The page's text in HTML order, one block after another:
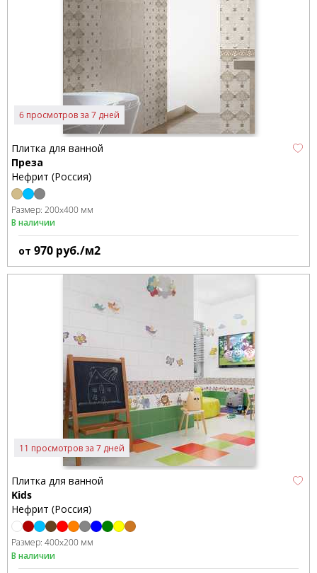
6 просмотров за 7 дней
Плитка для ванной
Преза
Нефрит (Россия)
Размер: 200x400 мм
В наличии
от 970 руб./м2
11 просмотров за 7 дней
Плитка для ванной
Kids
Нефрит (Россия)
Размер: 400x200 мм
В наличии